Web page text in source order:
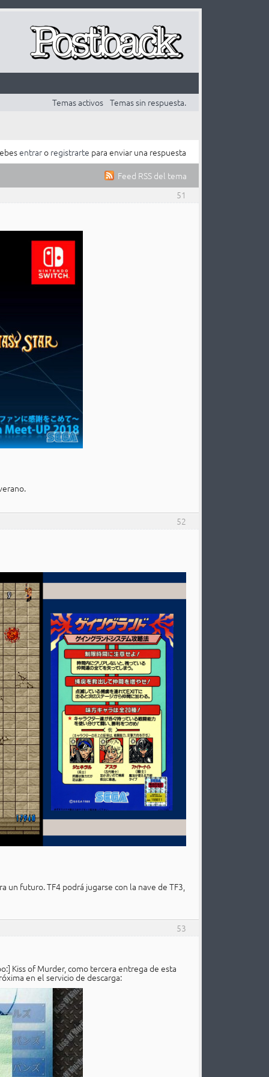
Temas activos Temas sin respuesta.
entraro registrarte para enviar una respuesta
Feed RSS del tema
51
52
un futuro. TF4 podrá jugarse con la nave de TF3,
53
Kiss of Murder, como tercera entrega de esta
en el servicio de descarga: